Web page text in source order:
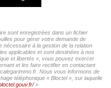
sont enregistrées dans un fichier
pour gérer votre demande de
à la gestion de la relation
applicables et sont destinées à nos
et libertés », vous pouvez exercer
et les faire rectifier en contactant
Nous vous informons de
téléphonique « Bloctel », sur laquelle
»